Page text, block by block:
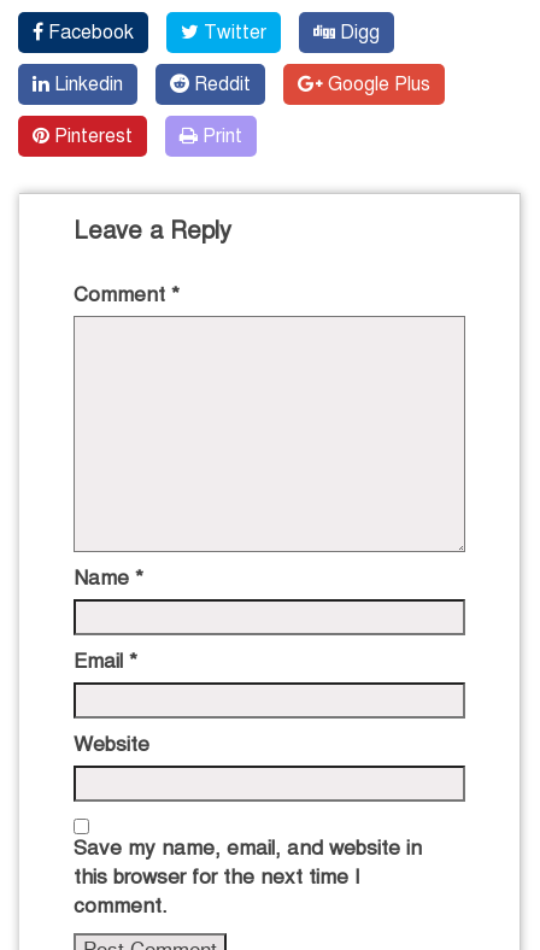
Facebook Twitter Digg
Linkedin Reddit Google Plus
Pinterest Print
Leave a Reply
Comment *
Name *
Email *
Website
Save my name, email, and website in
this browser for the next time I
comment.